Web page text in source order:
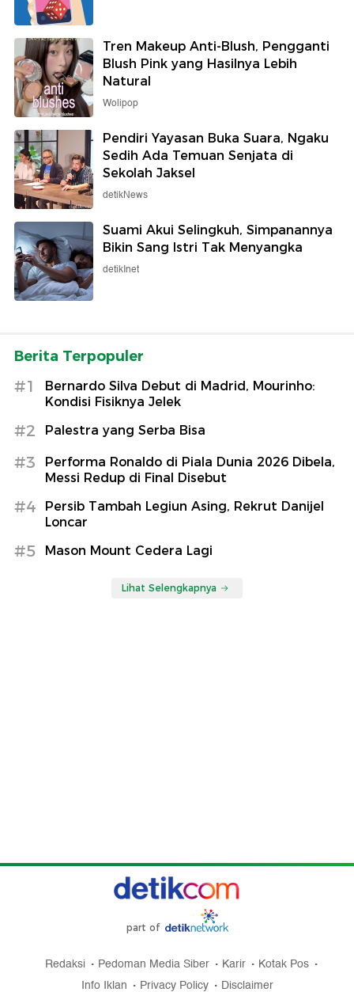
Tren Makeup Anti-Blush, Pengganti
Blush Pink yang Hasilnya Lebih
Natural
Wolipop
Pendiri Yayasan Buka Suara, Ngaku
Sedih Ada Temuan Senjata di
Sekolah Jaksel
detikNews
Suami Akui Selingkuh, Simpanannya
Bikin Sang Istri Tak Menyangka
detikInet
Berita Terpopuler
#1
Bernardo Silva Debut di Madrid, Mourinho:
Kondisi Fisiknya Jelek
#2 Palestra yang Serba Bisa
#3
Performa Ronaldo di Piala Dunia 2026 Dibela,
Messi Redup di Final Disebut
#4
Persib Tambah Legiun Asing, Rekrut Danijel
Loncar
#5 Mason Mount Cedera Lagi
Lihat Selengkapnya
part of
Redaksi Pedoman Media Siber Karir
Kotak Pos
Info Iklan
Privacy Policy Disclaimer